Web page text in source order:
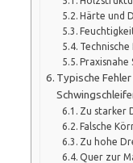
Härte und
Praxisnahe
Typische
Zu starker
Falsche
Zu hohe
Quer zur